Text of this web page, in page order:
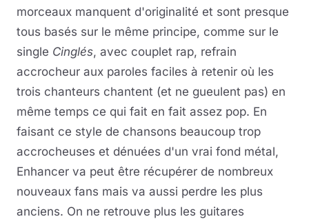
morceaux manquent d'originalité et sont presque
tous basés sur le même principe, comme sur le
single Cinglés, avec couplet rap, refrain
accrocheur aux paroles faciles à retenir où les
trois chanteurs chantent (et ne gueulent pas) en
même temps ce qui fait en fait assez pop. En
faisant ce style de chansons beaucoup trop
accrocheuses et dénuées d'un vrai fond métal,
Enhancer va peut être récupérer de nombreux
nouveaux fans mais va aussi perdre les plus
anciens. On ne retrouve plus les guitares